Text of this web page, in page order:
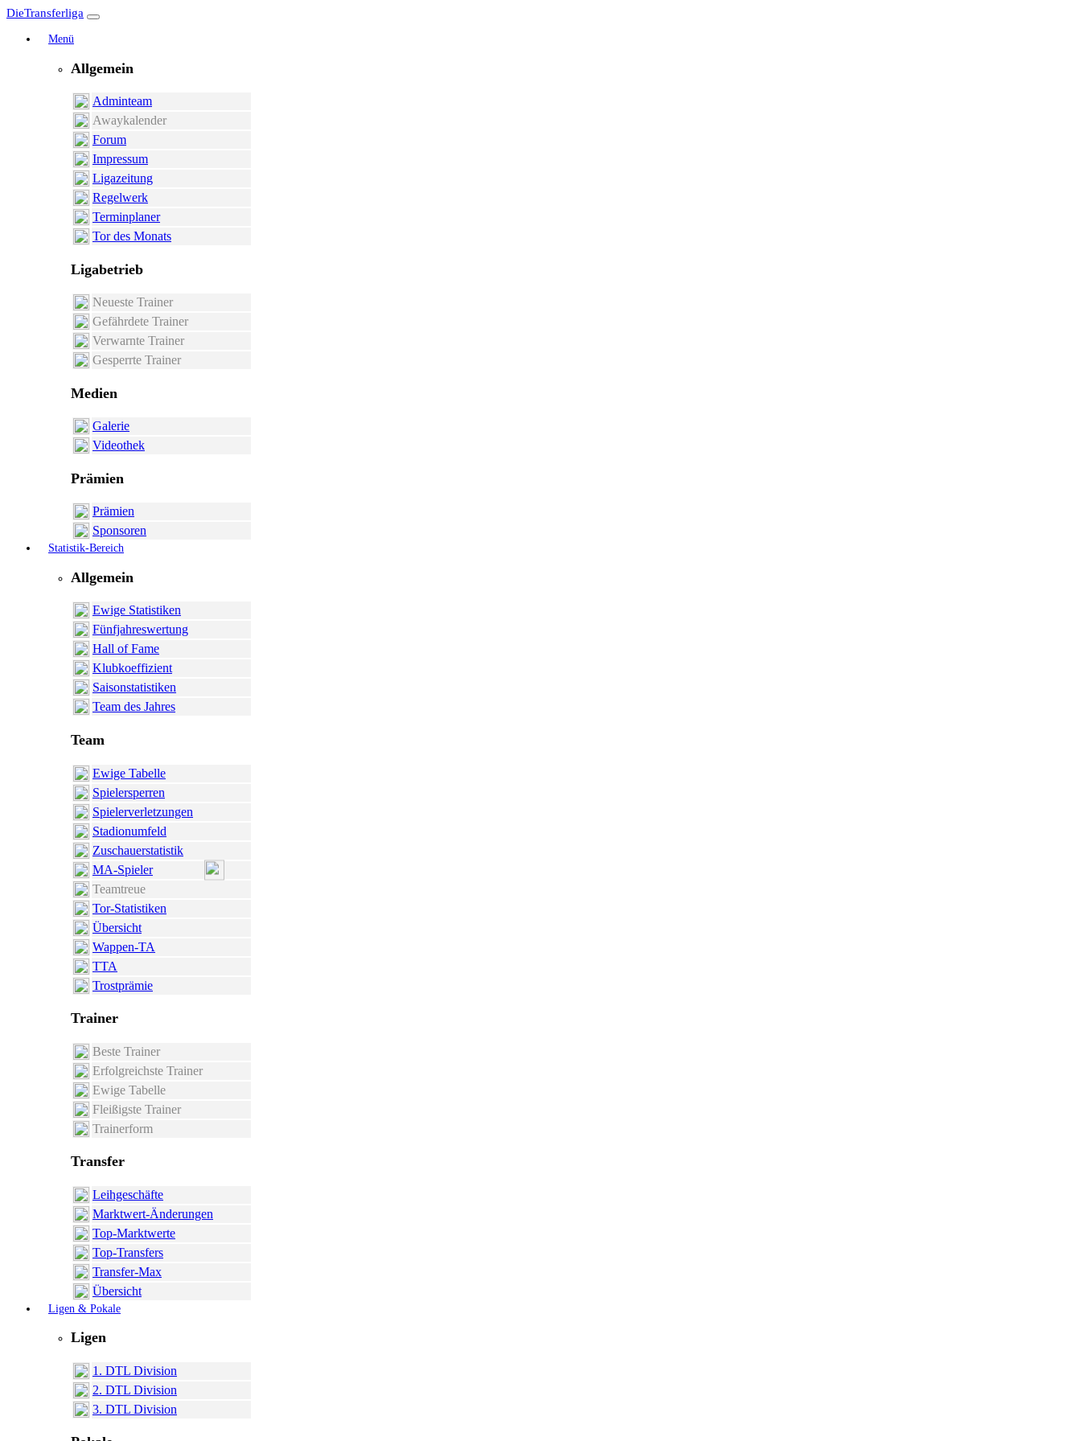
DieTransferliga
Menü
Allgemein
Adminteam
Awaykalender
Forum
Impressum
Ligazeitung
Regelwerk
Terminplaner
Tor des Monats
Ligabetrieb
Neueste Trainer
Gefährdete Trainer
Verwarnte Trainer
Gesperrte Trainer
Medien
Galerie
Videothek
Prämien
Prämien
Sponsoren
Statistik-Bereich
Allgemein
Ewige Statistiken
Fünfjahreswertung
Hall of Fame
Klubkoeffizient
Saisonstatistiken
Team des Jahres
Team
Ewige Tabelle
Spielersperren
Spielerverletzungen
Stadionumfeld
Zuschauerstatistik
MA-Spieler
Teamtreue
Tor-Statistiken
Übersicht
Wappen-TA
TTA
Trostprämie
Trainer
Beste Trainer
Erfolgreichste Trainer
Ewige Tabelle
Fleißigste Trainer
Trainerform
Transfer
Leihgeschäfte
Marktwert-Änderungen
Top-Marktwerte
Top-Transfers
Transfer-Max
Übersicht
Ligen & Pokale
Ligen
1. DTL Division
2. DTL Division
3. DTL Division